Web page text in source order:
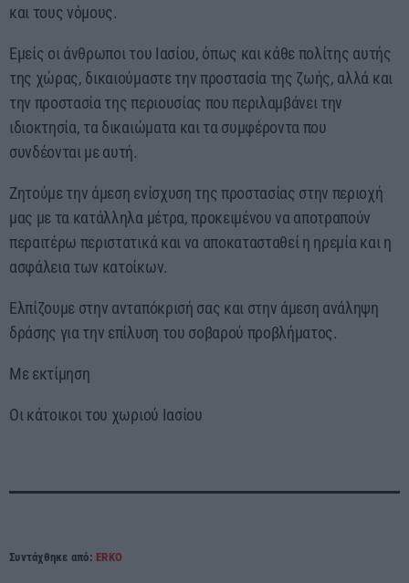
και τους νόμους.
Εμείς οι άνθρωποι του Ιασίου, όπως και κάθε πολίτης αυτής
της χώρας, δικαιούμαστε την προστασία της ζωής, αλλά και
την προστασία της περιουσίας που περιλαμβάνει την
ιδιοκτησία, τα δικαιώματα και τα συμφέροντα που
συνδέονται με αυτή.
Ζητούμε την άμεση ενίσχυση της προστασίας στην περιοχή
μας με τα κατάλληλα μέτρα, προκειμένου να αποτραπούν
περαιτέρω περιστατικά και να αποκατασταθεί η ηρεμία και η
ασφάλεια των κατοίκων.
Ελπίζουμε στην ανταπόκρισή σας και στην άμεση ανάληψη
δράσης για την επίλυση του σοβαρού προβλήματος.
Με εκτίμηση
Οι κάτοικοι του χωριού Ιασίου
Συντάχθηκε από: ERKO